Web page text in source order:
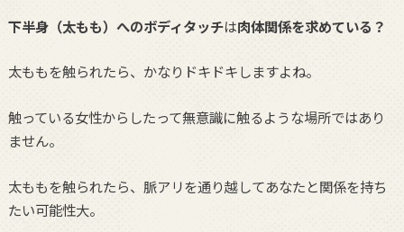
下半身（太もも）へのボディタッチは肉体関係を求めている？
太ももを触られたら、かなりドキドキしますよね。
触っている女性からしたって無意識に触るような場所ではあり
ません。
太ももを触られたら、脈アリを通り越してあなたと関係を持ち
たい可能性大。